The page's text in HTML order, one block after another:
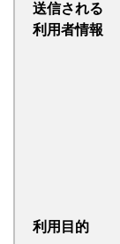
送信される
利用者情報
利用目的